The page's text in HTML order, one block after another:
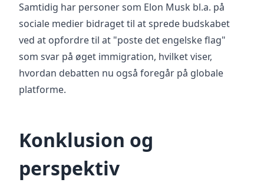
Samtidig har personer som Elon Musk bl.a. på
sociale medier bidraget til at sprede budskabet
ved at opfordre til at "poste det engelske flag"
som svar på øget immigration, hvilket viser,
hvordan debatten nu også foregår på globale
platforme.
Konklusion og
perspektiv